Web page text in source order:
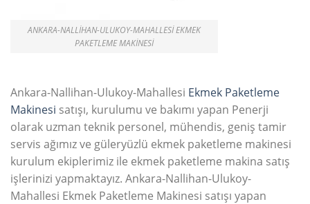
ANKARA-NALLIHAN-ULUKOY-MAHALLESI EKMEK
PAKETLEME MAKINESI
Ankara-Nallihan-Ulukoy-Mahallesi Ekmek Paketleme
Makinesi satışı, kurulumu ve bakımı yapan Penerji
olarak uzman teknik personel, mühendis, geniş tamir
servis ağımız ve güleryüzlü ekmek paketleme makinesi
kurulum ekiplerimiz ile ekmek paketleme makina satış
işlerinizi yapmaktayız. Ankara-Nallihan-Ulukoy-
Mahallesi Ekmek Paketleme Makinesi satışı yapan